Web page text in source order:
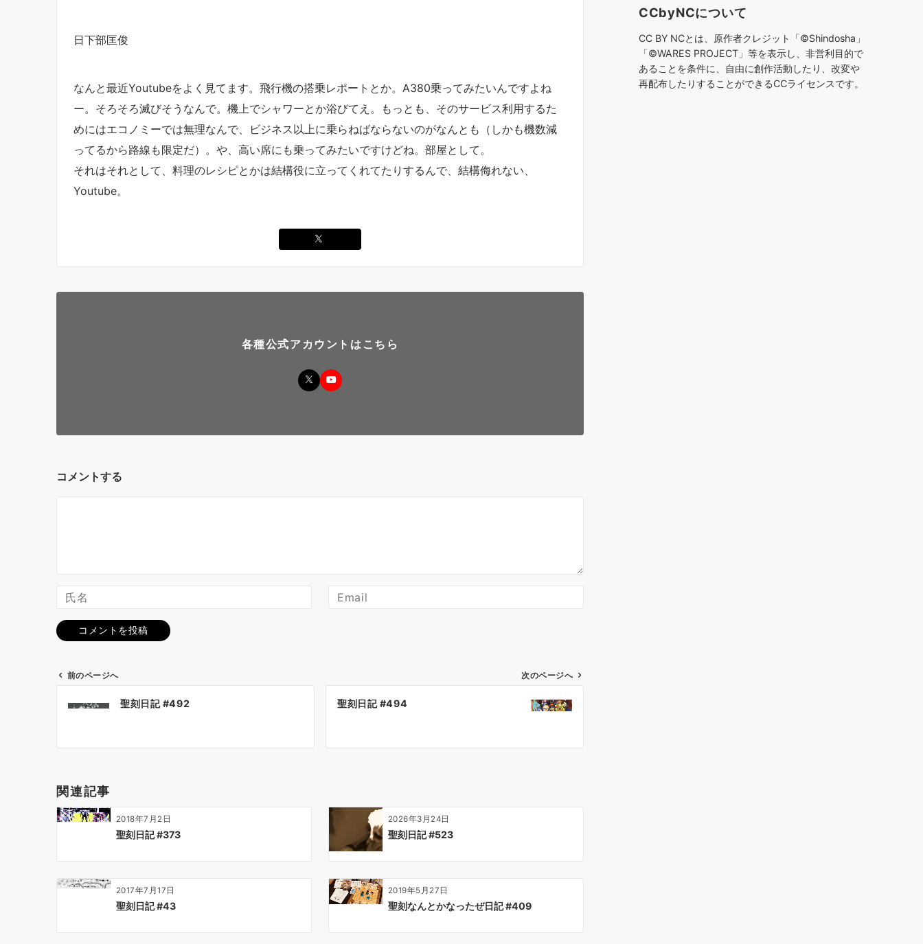
日下部匡俊
なんと最近Youtubeをよく見てます。飛行機の搭乗レポートとか。A380乗ってみたいんですよね
ー。そろそろ滅びそうなんで。機上でシャワーとか浴びてえ。もっとも、そのサービス利用するた
めにはエコノミーでは無理なんで、ビジネス以上に乗らねばならないのがなんとも（しかも機数減
ってるから路線も限定だ）。や、高い席にも乗ってみたいですけどね。部屋として。
それはそれとして、料理のレシピとかは結構役に立ってくれてたりするんで、結構侮れない、
Youtube。
各種公式アカウントはこちら
コメントする
ビ
シ
ョ
前のページへ
聖刻日記 #492
次のページへ
聖刻日記 #494
関連記事
2018年7月2日
聖刻日記 #373
2026年3月24日
聖刻日記 #523
2017年7月17日
聖刻日記 #43
2019年5月27日
聖刻なんとかなったぜ日記 #409
CCbyNCについて
CC BY NCとは、原作者クレジット「©︎Shindosha」
「©︎WARES PROJECT」等を表示し、非営利目的で
あることを条件に、自由に創作活動したり、改変や
再配布したりすることができるCCライセンスです。